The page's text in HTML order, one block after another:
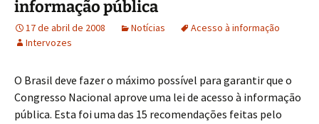
informação pública
17 de abril de 2008 Notícias
Acesso à informação
Intervozes
O Brasil deve fazer o máximo possível para garantir que o
Congresso Nacional aprove uma lei de acesso à informação
pública. Esta foi uma das 15 recomendações feitas pelo